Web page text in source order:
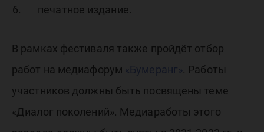
печатное издание.
В рамках фестиваля также пройдёт отбор
работ на медиафорум «Бумеранг». Работы
участников должны быть посвящены теме
«Диалог поколений». Медиаработы этого